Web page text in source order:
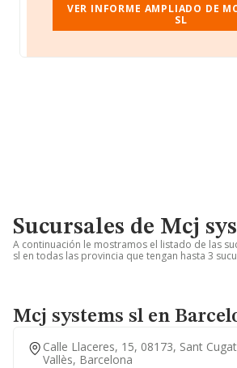
VER INFORME AMPLIADO DE
SL
Sucursales de Mcj
A continuación le mostramos el listado de las
sl en todas las provincia que tengan hasta 3
Mcj systems sl en
Calle Llaceres, 15, 08173, Sant
Vallès, Barcelona